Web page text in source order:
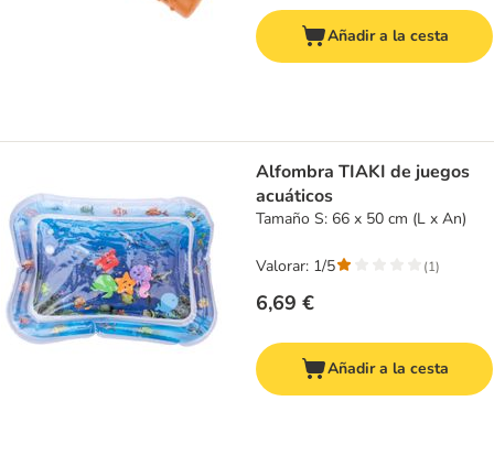
Añadir a la cesta
Alfombra TIAKI de juegos
acuáticos
Tamaño S: 66 x 50 cm (L x An)
6,69 €
Valorar: 1/5 (1)
Añadir a la cesta